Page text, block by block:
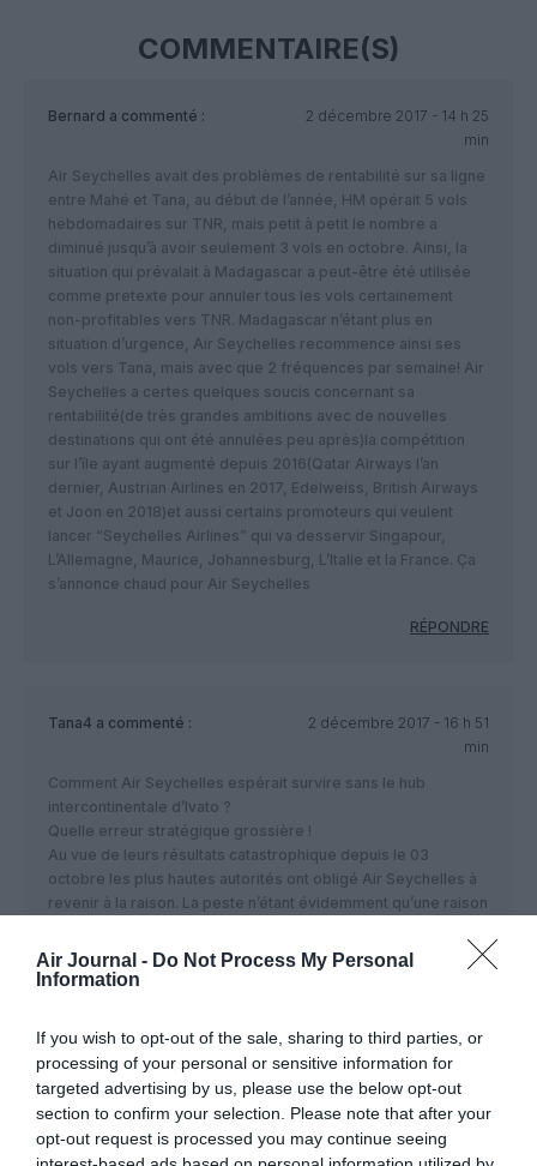
Air Journal - Do Not Process My Personal
Information
If you wish to opt-out of the sale, sharing to third parties, or
processing of your personal or sensitive information for
targeted advertising by us, please use the below opt-out
section to confirm your selection. Please note that after your
opt-out request is processed you may continue seeing
COMMENTAIRE(S)
Bernard a commenté :
2 décembre 2017 - 14 h 25
min
Air Seychelles avait des problèmes de rentabilité sur sa ligne
entre Mahé et Tana, au début de l’année, HM opérait 5 vols
hebdomadaires sur TNR, mais petit à petit le nombre a
diminué jusqu’à avoir seulement 3 vols en octobre. Ainsi, la
situation qui prévalait à Madagascar a peut-être été utilisée
comme pretexte pour annuler tous les vols certainement
non-profitables vers TNR. Madagascar n’étant plus en
situation d’urgence, Air Seychelles recommence ainsi ses
vols vers Tana, mais avec que 2 fréquences par semaine! Air
Seychelles a certes quelques soucis concernant sa
rentabilité(de très grandes ambitions avec de nouvelles
destinations qui ont été annulées peu après)la compétition
sur l’île ayant augmenté depuis 2016(Qatar Airways l’an
dernier, Austrian Airlines en 2017, Edelweiss, British Airways
et Joon en 2018)et aussi certains promoteurs qui veulent
lancer “Seychelles Airlines” qui va desservir Singapour,
L’Allemagne, Maurice, Johannesburg, L’Italie et la France. Ça
s’annonce chaud pour Air Seychelles
RÉPONDRE
Tana4 a commenté :
2 décembre 2017 - 16 h 51
min
Comment Air Seychelles espérait survire sans le hub
intercontinentale d’Ivato ?
Quelle erreur stratégique grossière !
Au vue de leurs résultats catastrophique depuis le 03
octobre les plus hautes autorités ont obligé Air Seychelles à
revenir à la raison. La peste n’étant évidemment qu’une raison
RÉPONDRE
LAISSER UN COMMENTAIRE